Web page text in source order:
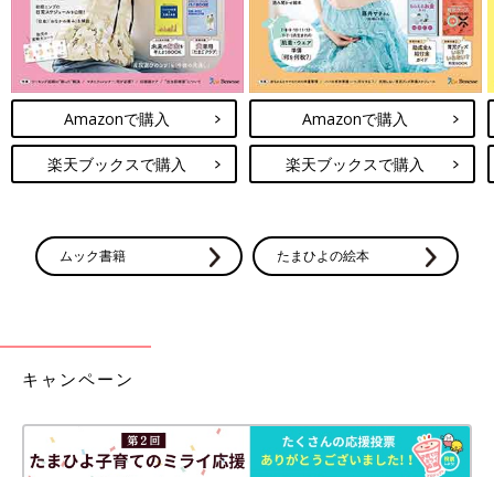
Amazonで購入
楽天ブックスで購入
Amazonで購入
楽天ブックスで購入
ムック書籍 たまひよの絵本
キャンペーン